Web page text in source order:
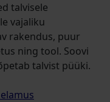
talvisele
vajaliku
rakendus, puur
ning tool. Soovi
talvist püüki.